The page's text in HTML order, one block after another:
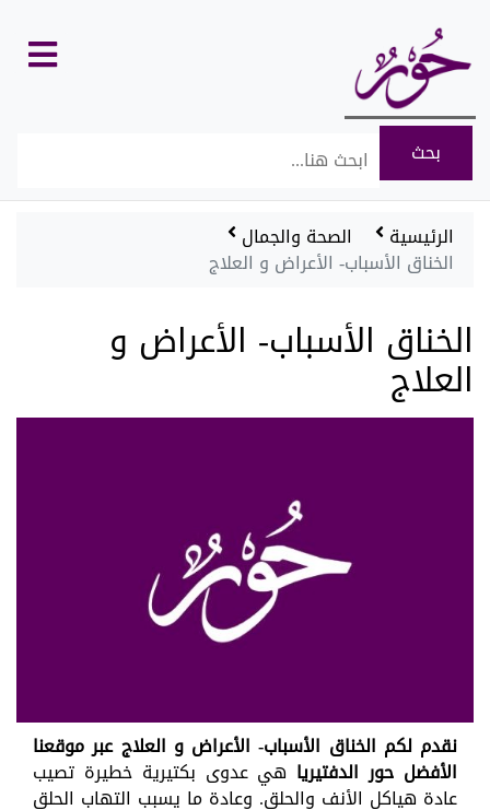
الرئيسية الصحة والجمال
الخناق الأسباب- الأعراض و العلاج
الخناق الأسباب- الأعراض و
العلاج
نقدم لكم الخناق الأسباب- الأعراض و العلاج عبر موقعنا
الأفضل حور الدفتيريا هي عدوى بكتيرية خطيرة تصيب
عادة هياكل الأنف والحلق. وعادة ما يسبب التهاب الحلق